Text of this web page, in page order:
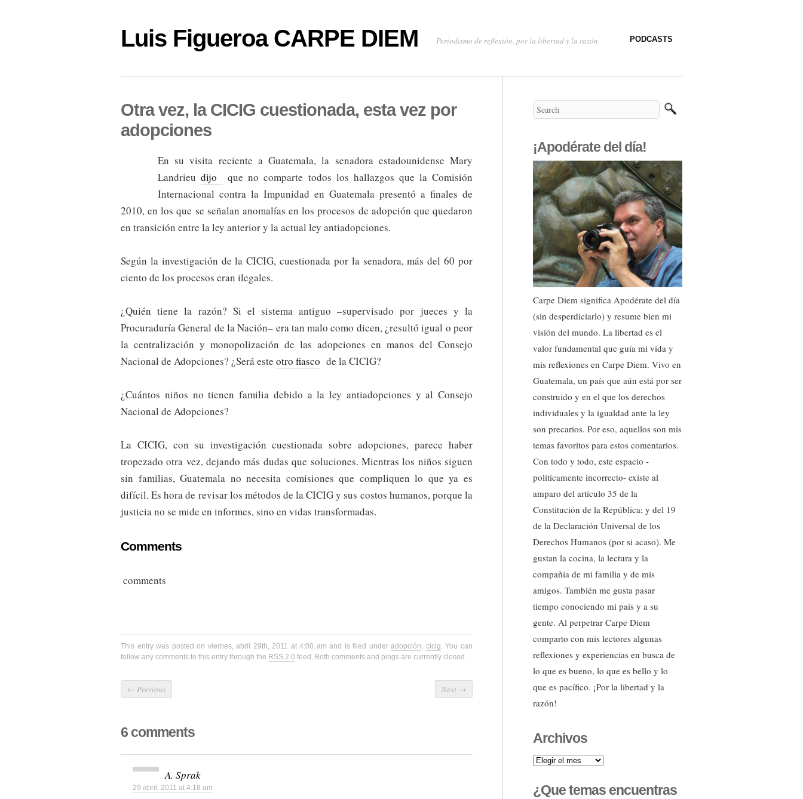
Luis Figueroa CARPE DIEM Periodismo de reflexión, por la libertad y la razón PODCASTS
Otra vez, la CICIG cuestionada, esta vez por
adopciones
En su visita reciente a Guatemala, la senadora estadounidense Mary
Landrieudijo
que no comparte todos los hallazgos que la Comisión
Internacional contra la Impunidad en Guatemala presentó a finales de
2010, en los que se señalan anomalías en los procesos de adopción que quedaron
en transición entre la ley anterior y la actual ley antiadopciones.
Según la investigación de la CICIG, cuestionada por la senadora, más del 60 por
ciento de los procesos eran ilegales.
¿Quién tiene la razón? Si el sistema antiguo –supervisado por jueces y la
Procuraduría General de la Nación– era tan malo como dicen, ¿resultó igual o peor
la centralización y monopolización de las adopciones en manos del Consejo
Nacional de Adopciones? ¿Será este otro fiasco de la CICIG?
¿Cuántos niños no tienen familia debido a la ley antiadopciones y al Consejo
Nacional de Adopciones?
La CICIG, con su investigación cuestionada sobre adopciones, parece haber
tropezado otra vez, dejando más dudas que soluciones. Mientras los niños siguen
sin familias, Guatemala no necesita comisiones que compliquen lo que ya es
difícil. Es hora de revisar los métodos de la CICIG y sus costos humanos, porque la
justicia no se mide en informes, sino en vidas transformadas.
Comments
comments
This entry was posted on viernes, abril 29th, 2011 at 4:00 am and is filed underadopción, cicig. You can
follow any comments to this entry through the RSS 2.0 feed. Both comments and pings are currently closed.
← Previous Next →
6 comments
A. Sprak
29 abril, 2011 at 4:18 am
¡Apodérate del día!
Carpe Diem significa Apodérate del día
(sin desperdiciarlo) y resume bien mi
visión del mundo. La libertad es el
valor fundamental que guía mi vida y
mis reflexiones en Carpe Diem. Vivo en
Guatemala, un país que aún está por ser
construido y en el que los derechos
individuales y la igualdad ante la ley
son precarios. Por eso, aquellos son mis
temas favoritos para estos comentarios.
Con todo y todo, este espacio -
políticamente incorrecto- existe al
amparo del artículo 35 de la
Constitución de la República; y del 19
de la Declaración Universal de los
Derechos Humanos (por si acaso). Me
gustan la cocina, la lectura y la
compañía de mi familia y de mis
amigos. También me gusta pasar
tiempo conociendo mi país y a su
gente. Al perpetrar Carpe Diem
comparto con mis lectores algunas
reflexiones y experiencias en busca de
lo que es bueno, lo que es bello y lo
que es pacífico. ¡Por la libertad y la
razón!
Archivos
Archivos
¿Que temas encuentras